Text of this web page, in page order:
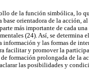
de la función simbólica, lo
orientadora de la acción,
más importante de cada una
(24). Así, se determina
información y las formas de
facilitar y promover la
formación prolongada de la
las posibilidades y